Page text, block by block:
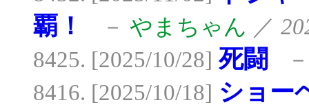
覇！
－ やまちゃん ／
8425. [2025/10/28] 死闘
8416. [2025/10/18] ショー